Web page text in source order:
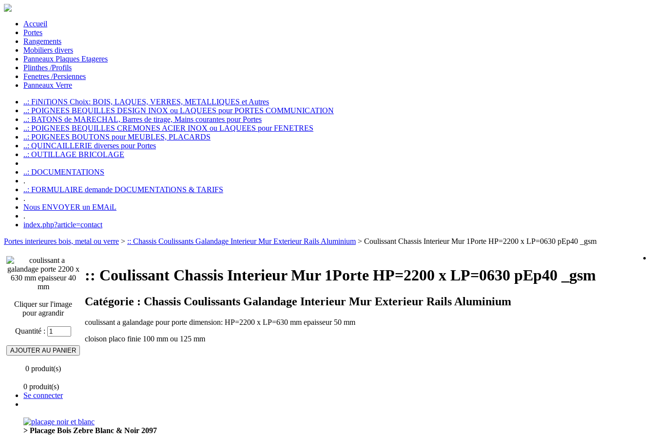
Accueil
Portes
Rangements
Mobiliers divers
Panneaux Plaques Etageres
Plinthes /Profils
Fenetres /Persiennes
Panneaux Verre
..: FiNiTiONS Choix: BOIS, LAQUES, VERRES, METALLIQUES et Autres
..: POIGNEES BEQUILLES DESIGN INOX ou LAQUEES pour PORTES COMMUNICATION
..: BATONS de MARECHAL, Barres de tirage, Mains courantes pour Portes
..: POIGNEES BEQUILLES CREMONES ACIER INOX ou LAQUEES pour FENETRES
..: POIGNEES BOUTONS pour MEUBLES, PLACARDS
..: QUINCAILLERIE diverses pour Portes
..: OUTILLAGE BRICOLAGE
..: DOCUMENTATIONS
.
..: FORMULAIRE demande DOCUMENTATiONS & TARIFS
.
Nous ENVOYER un EMAiL
.
index.php?article=contact
Portes interieures bois, metal ou verre > :: Chassis Coulissants Galandage Interieur Mur Exterieur Rails Aluminium > Coulissant Chassis Interieur Mur 1Porte HP=2200 x LP=0630 pEp40 _gsm
Cliquer sur l'image
pour agrandir
Quantité :
0 produit(s)
:: Coulissant Chassis Interieur Mur 1Porte HP=2200 x LP=0630 pEp40 _gsm
Catégorie : Chassis Coulissants Galandage Interieur Mur Exterieur Rails Aluminium
coulissant a galandage pour porte dimension: HP=2200 x LP=630 mm epaisseur 50 mm
cloison placo finie 100 mm ou 125 mm
0 produit(s)
Se connecter
> Placage Bois Zebre Blanc & Noir 2097